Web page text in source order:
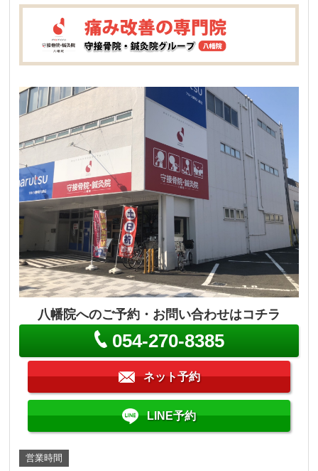
八幡院へのご予約・お問い合わせはコチラ
054-270-8385
ネット予約
LINE予約
営業時間